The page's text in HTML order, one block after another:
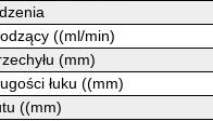
((ml/min)
(mm)
łuku ((mm)
((mm)